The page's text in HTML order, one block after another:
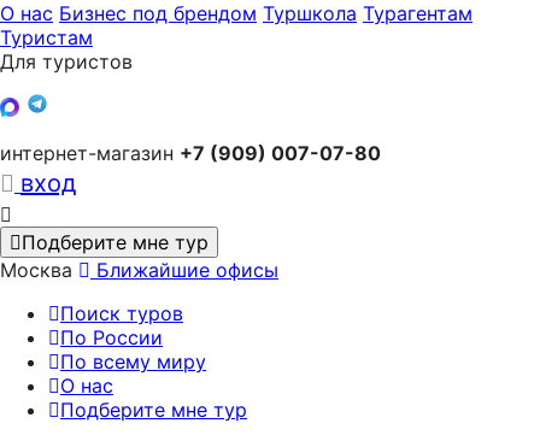
О нас Бизнес под брендом Туршкола Турагентам
Туристам
Для туристов
интернет-магазин +7 (909) 007-07-80
вход
Подберите мне тур
Москва
Ближайшие офисы
Поиск туров
По России
По всему миру
О нас
Подберите мне тур